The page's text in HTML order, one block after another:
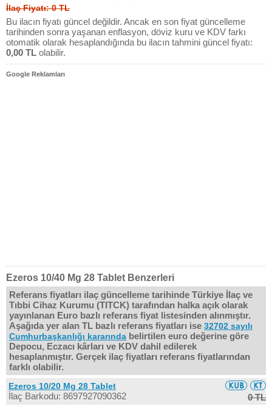
İlaç Fiyatı: 0 TL
Bu ilacın fiyatı güncel değildir. Ancak en son fiyat güncelleme
tarihinden sonra yaşanan enflasyon, döviz kuru ve KDV farkı
otomatik olarak hesaplandığında bu ilacın tahmini güncel fiyatı:
0,00 TL olabilir.
Google Reklamları
Ezeros 10/40 Mg 28 Tablet Benzerleri
Referans fiyatları ilaç güncelleme tarihinde Türkiye İlaç ve
Tıbbi Cihaz Kurumu (TITCK) tarafından halka açık olarak
yayınlanan Euro bazlı referans fiyat listesinden alınmıştır.
Aşağıda yer alan TL bazlı referans fiyatları ise 32702 sayılı
Cumhurbaşkanlığı kararında belirtilen euro değerine göre
Depocu, Eczacı kârları ve KDV dahil edilerek
hesaplanmıştır. Gerçek ilaç fiyatları referans fiyatlarından
farklı olabilir.
Ezeros 10/20 Mg 28 Tablet
İlaç Barkodu: 8697927090362 0 TL